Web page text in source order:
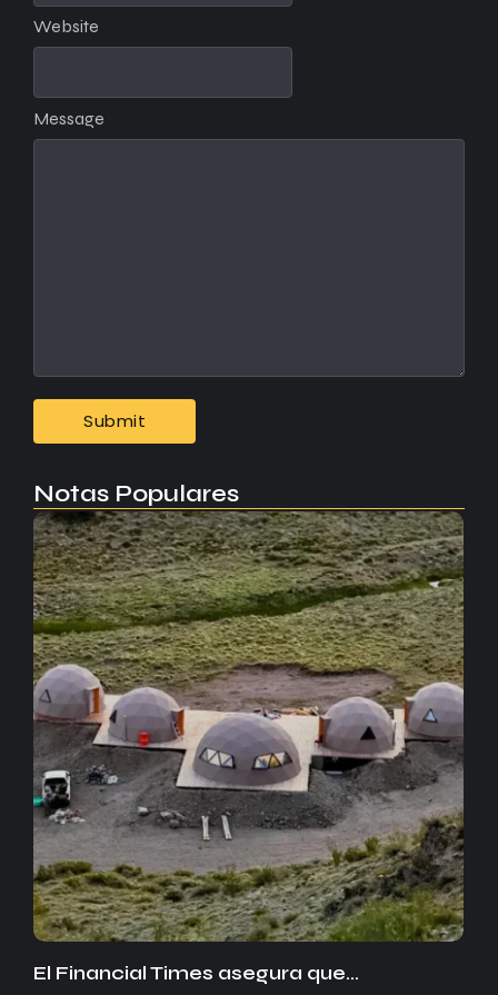
Message
Website
Notas Populares
El Financial Times asegura que…